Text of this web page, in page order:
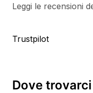
Leggi le recensioni
Trustpilot
Dove trovarci